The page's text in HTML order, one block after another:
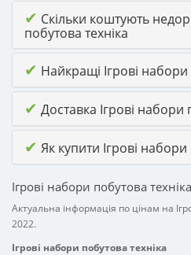
✔ Скільки коштують
побутова техніка
✔ Найкращі Ігрові набори
✔ Доставка Ігрові набори
✔ Як купити Ігрові набори
Ігрові набори побутова
Актуальна інформація по цінам на
2022.
Ігрові набори побутова техніка